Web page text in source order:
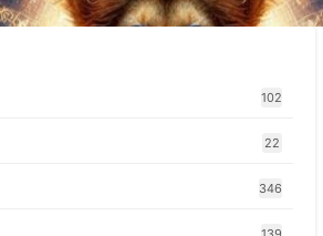
102
22
346